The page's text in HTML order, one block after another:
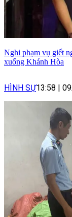
Nghi phạm vụ giết
xuống Khánh Hòa
HÌNH SỰ13:58